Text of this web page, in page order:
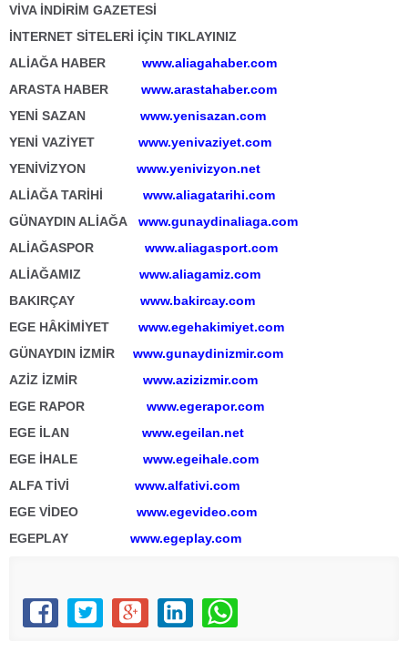
VİVA İNDİRİM GAZETESİ
İNTERNET SİTELERİ İÇİN TIKLAYINIZ
ALİAĞA HABER www.aliagahaber.com
ARASTA HABER www.arastahaber.com
YENİ SAZAN www.yenisazan.com
YENİ VAZİYET www.yenivaziyet.com
YENİVİZYON www.yenivizyon.net
ALİAĞA TARİHİ www.aliagatarihi.com
GÜNAYDIN ALİAĞA
www.gunaydinaliaga.com
ALİAĞASPOR www.aliagasport.com
ALİAĞAMIZ www.aliagamiz.com
BAKIRÇAY www.bakircay.com
EGE HÂKİMİYET www.egehakimiyet.com
GÜNAYDIN İZMİR www.gunaydinizmir.com
AZİZ İZMİR www.azizizmir.com
EGE RAPOR www.egerapor.com
EGE İLAN www.egeilan.net
EGE İHALE www.egeihale.com
ALFA TİVİ www.alfativi.com
EGE VİDEO www.egevideo.com
EGEPLAY www.egeplay.com